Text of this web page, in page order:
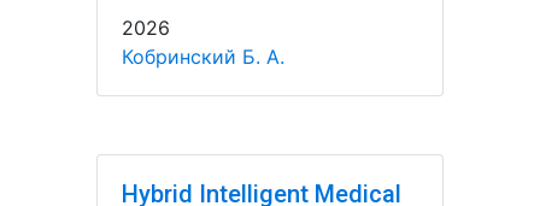
2026
Кобринский Б. А.
Hybrid Intelligent Medical